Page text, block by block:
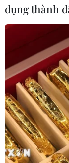
dụng thành